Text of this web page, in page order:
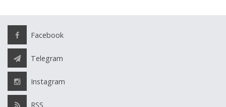
Facebook
Telegram
Instagram
RSS